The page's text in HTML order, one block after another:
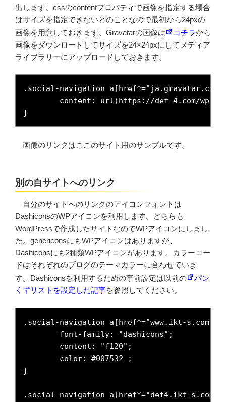
出します。cssのcontentプロパティで画像を指定する場合
はサイズを指定できないとのことなので最初から24pxの
画像を用意しておきます。Gravatarの画像は
コチラから
画像をダウンロードしてサイズを24×24pxにしてメディア
ライブラリーにアップロードしておきます。
.social-navigation
}
画像のリンクはここのサイト用のサンプルです。
別の自サイトへのリンク
自分のサイトへのリンクのアイコンフォントは
DashiconsのWPアイコンを利用します。どちらも
WordPressで作成したサイトなのでWPアイコンにしまし
た。genericonsにもWPアイコンはありますが、
Dashiconsにも2種類WPアイコンがあります。カラーコー
ドはそれぞれのブログのテーマカラーに合わせていま
す。Dashiconsを利用するための事前設定は以前の
パン
くずリストを設定した記事を参照してください。
.social-navigation a[href*="www.ikt-
}
.social-navigation a[href*="def4.ikt-